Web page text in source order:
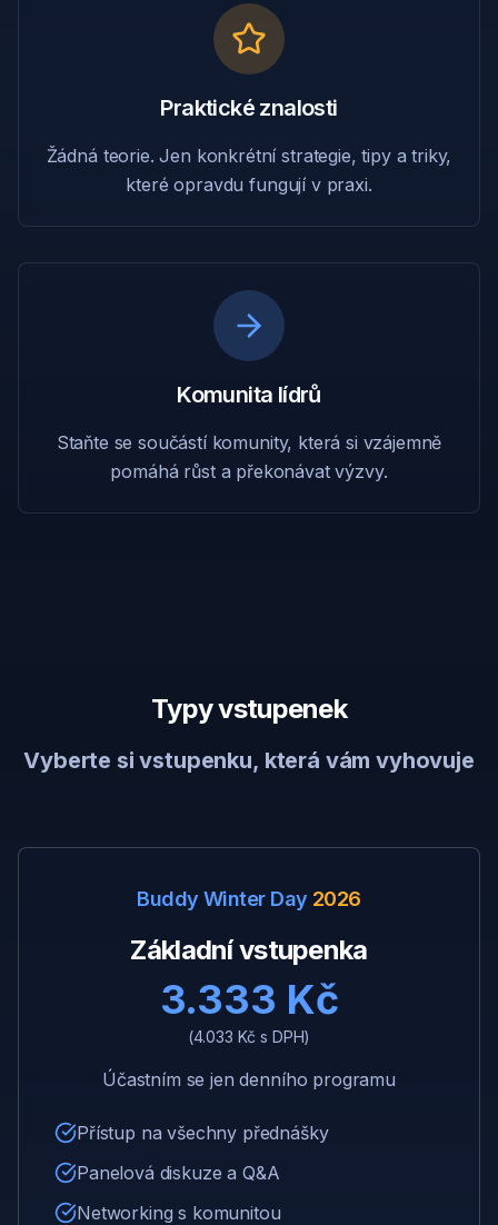
Praktické znalosti
Žádná teorie. Jen konkrétní strategie, tipy a triky,
které opravdu fungují v praxi.
Komunita lídrů
Staňte se součástí komunity, která si vzájemně
pomáhá růst a překonávat výzvy.
Typy vstupenek
Vyberte si vstupenku, která vám vyhovuje
Buddy Winter Day 2026
Základní vstupenka
3.333 Kč
(4.033 Kč s DPH)
Účastním se jen denního programu
Přístup na všechny přednášky
Panelová diskuze a Q&A
Networking s komunitou